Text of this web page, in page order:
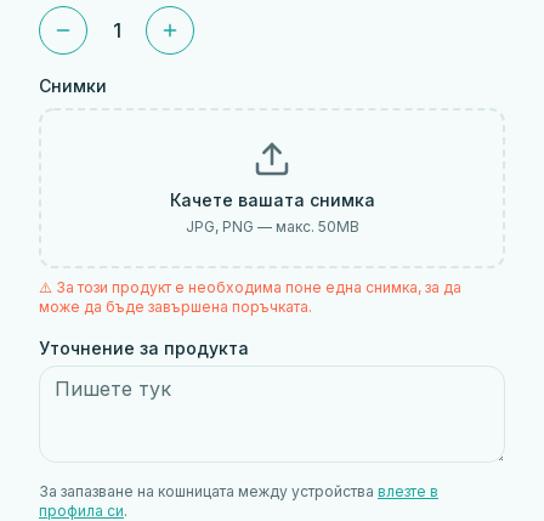
1
Снимки
Качете вашата снимка
JPG, PNG — макс. 50MB
⚠️ За този продукт е необходима поне една снимка, за да
може да бъде завършена поръчката.
Уточнение за продукта
За запазване на кошницата между устройства влезте в
профила си.